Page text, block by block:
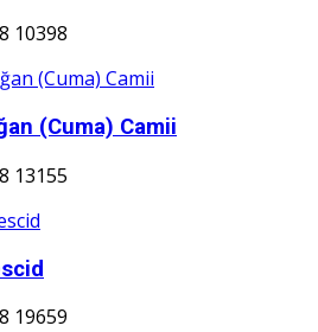
10398
(Cuma) Camii
13155
19659